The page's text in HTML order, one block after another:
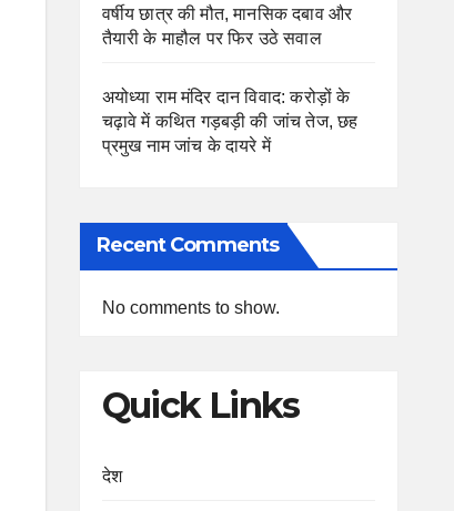
वर्षीय छात्र की मौत, मानसिक दबाव और
तैयारी के माहौल पर फिर उठे सवाल
अयोध्या राम मंदिर दान विवाद: करोड़ों के
चढ़ावे में कथित गड़बड़ी की जांच तेज, छह
प्रमुख नाम जांच के दायरे में
Recent Comments
No comments to show.
Quick Links
देश